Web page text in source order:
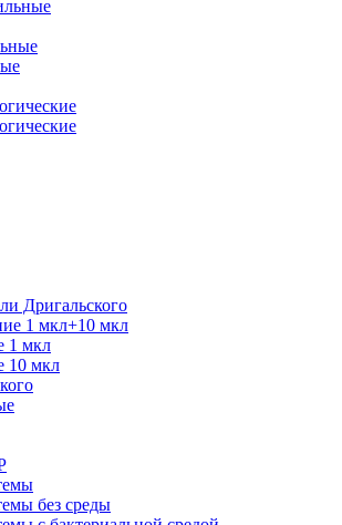
Дригальского
1 мкл+10 мкл
1 мкл
10 мкл
без среды